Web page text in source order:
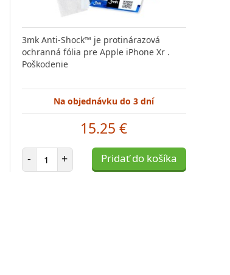
3mk Anti-Shock™ je protinárazová
ochranná fólia pre Apple iPhone Xr .
Poškodenie
Na objednávku do 3 dní
15.25 €
- Počet položiek
+ Pridať do košíka